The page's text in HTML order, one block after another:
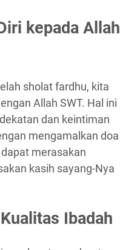
kepada Allah
sholat fardhu, kita
Allah SWT. Hal ini
dan keintiman
mengamalkan doa
merasakan
kasih sayang-Nya
Ibadah